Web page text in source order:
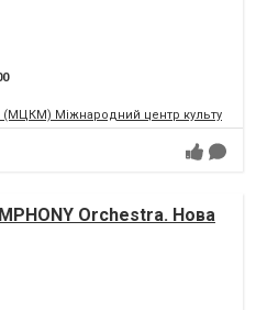
Міжнародний центр культури і
Orchestra. Нова